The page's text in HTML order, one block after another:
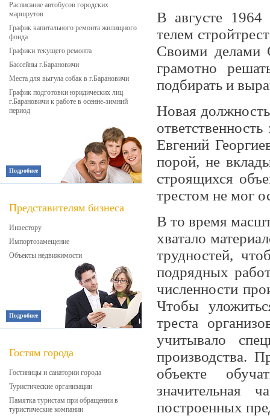
Расписание автобусов городских
маршрутов
График капитального ремонта жилищного
фонда
Графики текущего ремонта
Бассейны г.Барановичи
Места для выгула собак в г.Барановичи
График подготовки юридических лиц
г.Барановичи к работе в осенне-зимний
период
Подробнее
Представителям бизнеса
Инвестору
Импортозамещение
Объекты недвижимости
Подробнее
Гостям города
Гостиницы и санатории города
Туристические организации
Памятка туристам при обращении в
туристические компании
В августе 1964
телем
Своими делами
гра­мотно
подби­рать и
Новая
Евгений
порой, не
строящихся
трестом не мог
В то время
хватало
трудностей,
подрядных
чис­ленности
Что­бы
треста
учитывало
производства.
объекте
значительная
построенных